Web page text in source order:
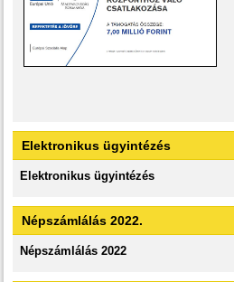
Elektronikus ügyintézés
Elektronikus ügyintézés
Népszámlálás 2022.
Népszámlálás 2022